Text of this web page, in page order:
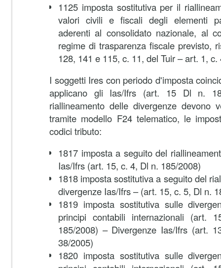
1125 imposta sostitutiva per il
valori civili e fiscali degli elementi
aderenti al consolidato nazionale, al
regime di trasparenza fiscale previsto,
128, 141 e 115, c. 11, del Tuir – art. 1,
I soggetti Ires con periodo d'imposta
applicano gli Ias/Ifrs (art. 15 Dl n.
riallineamento delle divergenze devono
tramite modello F24 telematico, le
codici tributo:
1817 imposta a seguito del
Ias/Ifrs (art. 15, c. 4, Dl n. 185/2008)
1818 imposta sostitutiva a seguito del
divergenze Ias/Ifrs – (art. 15, c. 5, Dl n.
1819 imposta sostitutiva sulle
principi contabili internazionali
185/2008) – Divergenze Ias/Ifrs (art.
38/2005)
1820 imposta sostitutiva sulle